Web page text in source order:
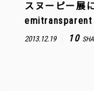
スヌーピー展
2013.12.19 10